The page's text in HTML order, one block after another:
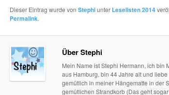
Dieser Eintrag wurde von Stephiunter Leselisten 2014
Permalink.
Über Stephi
Mein Name ist Stephi Hermann, ich bin
aus Hamburg, bin 44 Jahre alt und
gemütlich in meiner Hängematte in der
gemütlichen Strandkorb (Das geht